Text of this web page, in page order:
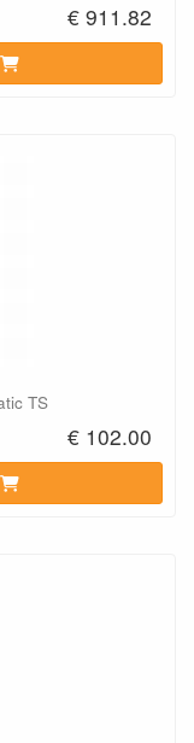
€ 911.82
TS
€ 102.00